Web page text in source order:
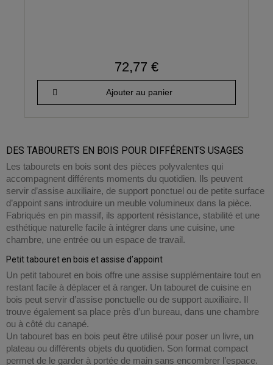
72,77 €
Ajouter au panier
DES TABOURETS EN BOIS POUR DIFFÉRENTS USAGES
Les tabourets en bois sont des pièces polyvalentes qui
accompagnent différents moments du quotidien. Ils peuvent
servir d’assise auxiliaire, de support ponctuel ou de petite surface
d’appoint sans introduire un meuble volumineux dans la pièce.
Fabriqués en pin massif, ils apportent résistance, stabilité et une
esthétique naturelle facile à intégrer dans une cuisine, une
chambre, une entrée ou un espace de travail.
Petit tabouret en bois et assise d’appoint
Un petit tabouret en bois offre une assise supplémentaire tout en
restant facile à déplacer et à ranger. Un tabouret de cuisine en
bois peut servir d’assise ponctuelle ou de support auxiliaire. Il
trouve également sa place près d’un bureau, dans une chambre
ou à côté du canapé.
Un tabouret bas en bois peut être utilisé pour poser un livre, un
plateau ou différents objets du quotidien. Son format compact
permet de le garder à portée de main sans encombrer l’espace.